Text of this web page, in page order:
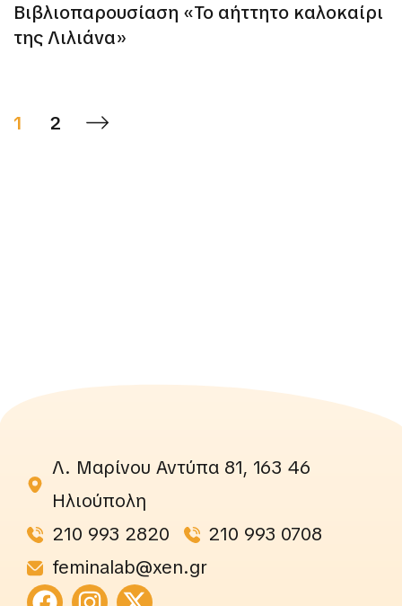
Βιβλιοπαρουσίαση «Το αήττητο καλοκαίρι
της Λιλιάνα»
1 2
Λ. Μαρίνου Αντύπα 81, 163 46
Ηλιούπολη
210 993 2820
210 993 0708
feminalab@xen.gr